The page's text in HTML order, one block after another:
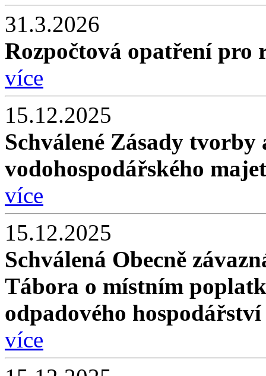
31.3.2026
Rozpočtová opatření pro
více
15.12.2025
Schválené Zásady
vodohospodářského
více
15.12.2025
Schválená Obecně
Tábora o místním
odpadového hospodářství
více